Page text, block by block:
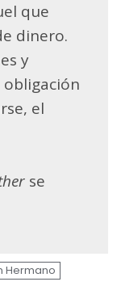
que
dinero.
y
el
se
Hermano